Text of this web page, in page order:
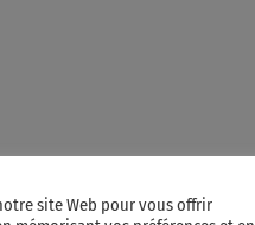
site Web pour vous offrir